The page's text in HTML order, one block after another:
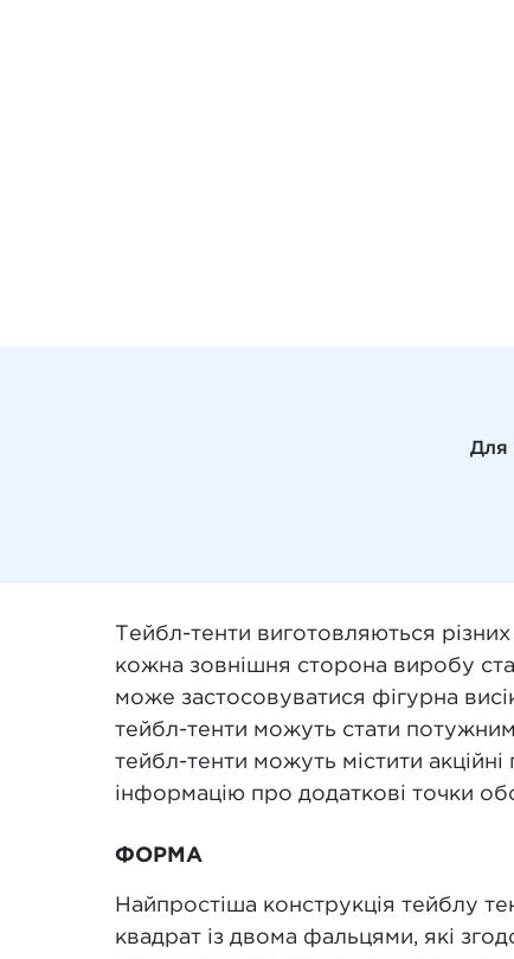
Для
Тейбл-тенти виготовляються
кожна зовнішня сторона виробу
може застосовуватися фігурна
тейбл-тенти можуть стати
тейбл-тенти можуть містити
інформацію про додаткові точки
ФОРМА
Найпростіша конструкція тейблу
квадрат із двома фальцями, які